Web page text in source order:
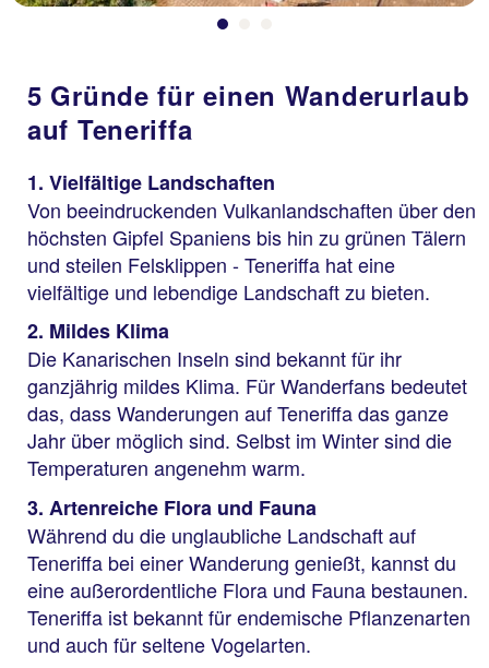
5 Gründe für einen Wanderurlaub
auf Teneriffa
1. Vielfältige Landschaften
Von beeindruckenden Vulkanlandschaften über den
höchsten Gipfel Spaniens bis hin zu grünen Tälern
und steilen Felsklippen - Teneriffa hat eine
vielfältige und lebendige Landschaft zu bieten.
2. Mildes Klima
Die Kanarischen Inseln sind bekannt für ihr
ganzjährig mildes Klima. Für Wanderfans bedeutet
das, dass Wanderungen auf Teneriffa das ganze
Jahr über möglich sind. Selbst im Winter sind die
Temperaturen angenehm warm.
3. Artenreiche Flora und Fauna
Während du die unglaubliche Landschaft auf
Teneriffa bei einer Wanderung genießt, kannst du
eine außerordentliche Flora und Fauna bestaunen.
Teneriffa ist bekannt für endemische Pflanzenarten
und auch für seltene Vogelarten.